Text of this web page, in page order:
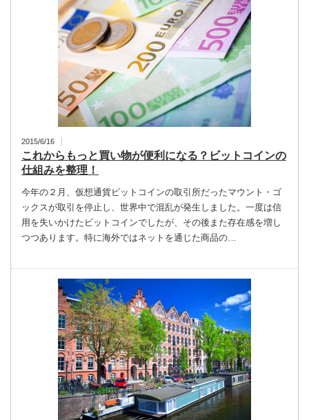
2015/6/16
これからもっと買い物が便利になる？ビットコインの
仕組みを整理！
今年の２月、仮想通貨ビットコインの取引所だったマウント・ゴ
ックスが取引を停止し、世界中で混乱が発生しました。一度は信
用を失いかけたビットコインでしたが、その後また存在感を増し
つつあります。特に海外ではネットを通じた商品の…